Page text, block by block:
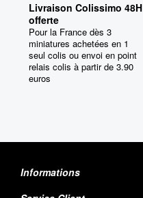
Livraison Colissimo 48H
offerte
Pour la France dès 3
miniatures achetées en 1
seul colis ou envoi en point
relais colis à partir de 3.90
euros
Informations